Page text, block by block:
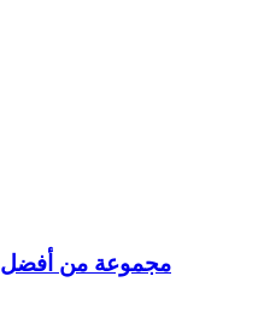
مجموعة من أفضل 10 ألعاب الجوال 2023